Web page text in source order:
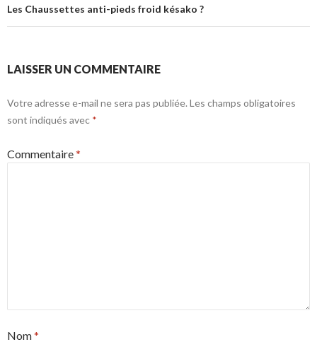
Les Chaussettes anti-pieds froid késako ?
LAISSER UN COMMENTAIRE
Votre adresse e-mail ne sera pas publiée. Les champs obligatoires
sont indiqués avec *
Commentaire*
Nom*